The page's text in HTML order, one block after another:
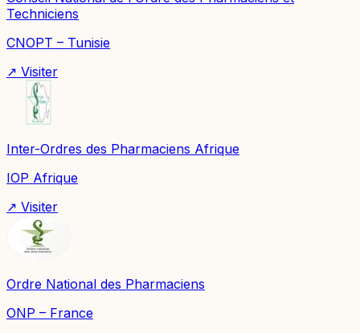
Techniciens
CNOPT – Tunisie
↗ Visiter
Inter-Ordres des Pharmaciens Afrique
IOP Afrique
↗ Visiter
Ordre National des Pharmaciens
ONP – France